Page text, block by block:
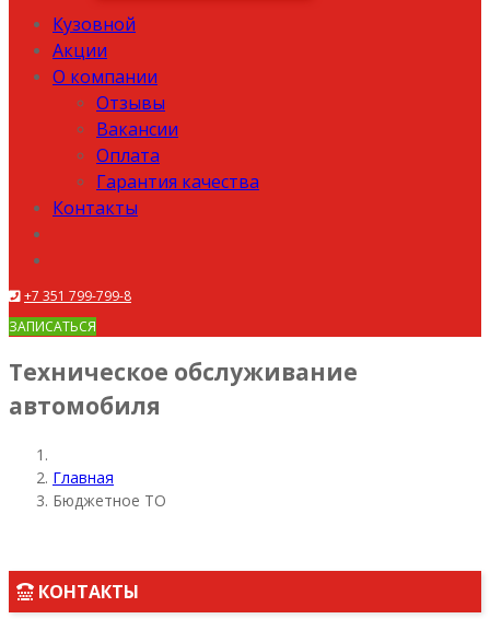
Кузовной
Акции
О компании
Отзывы
Вакансии
Оплата
Гарантия качества
Контакты
+7 351 799-799-8
ЗАПИСАТЬСЯ
Техническое обслуживание
автомобиля
Главная
Бюджетное ТО
КОНТАКТЫ